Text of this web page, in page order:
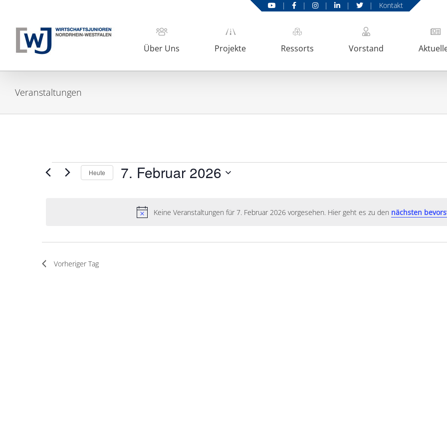
springen
Über Uns Projekte Ressorts Vorstand
| | | | | Kontakt
Veranstaltungen
Veranstaltungen
Februar
2026
Hinweis
Keine Veranstaltungen für 7. Februar 2026 vorgesehen. Hier geht es zu den nächsten
Heute 7. Februar 2026
Vorheriger Tag